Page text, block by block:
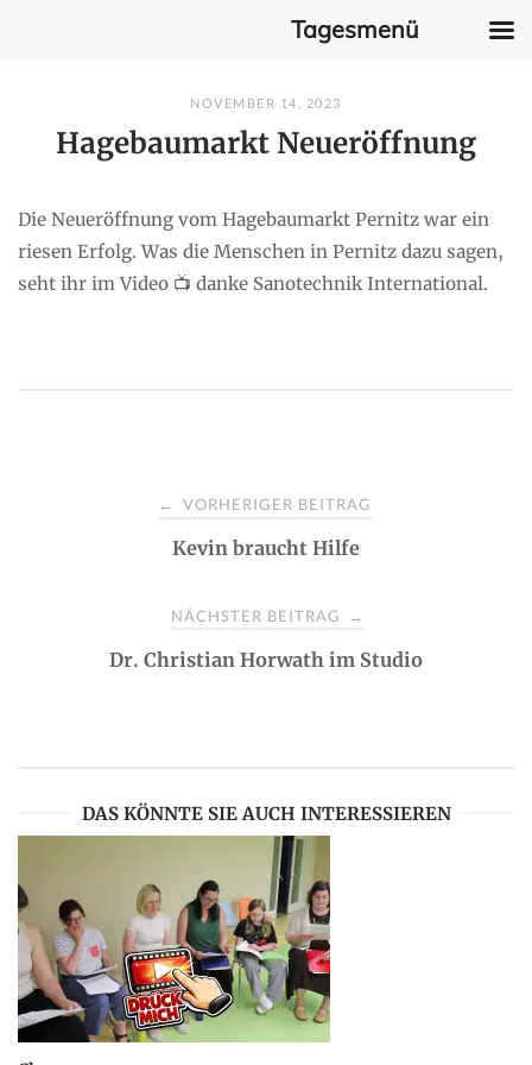
content
NOVEMBER 14, 2023
Hagebaumarkt Neueröffnung
Die Neueröffnung vom Hagebaumarkt Pernitz war ein
riesen Erfolg. Was die Menschen in Pernitz dazu sagen,
seht ihr im Video 📺 danke Sanotechnik International.
i
g
a
← VORHERIGER BEITRAG
Kevin braucht Hilfe
NÄCHSTER BEITRAG →
Dr. Christian Horwath im Studio
DAS KÖNNTE SIE AUCH INTERESSIEREN
Tagesmenü